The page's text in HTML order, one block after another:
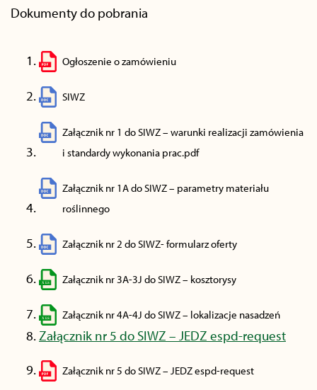
Dokumenty do pobrania
Ogłoszenie o zamówieniu
SIWZ
Załącznik nr 1 do SIWZ – warunki realizacji zamówienia
i standardy wykonania prac.pdf
Załącznik nr 1A do SIWZ – parametry materiału
roślinnego
Załącznik nr 2 do SIWZ- formularz oferty
Załącznik nr 3A-3J do SIWZ – kosztorysy
Załącznik nr 4A-4J do SIWZ – lokalizacje nasadzeń
Załącznik nr 5 do SIWZ – JEDZ espd-request
Załącznik nr 5 do SIWZ – JEDZ espd-request